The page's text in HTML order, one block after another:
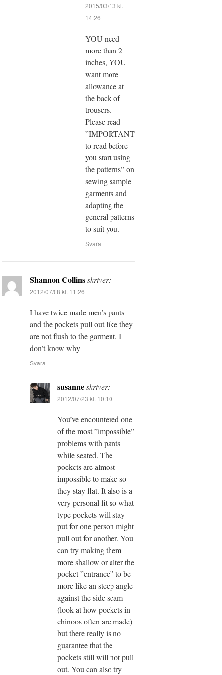
2015/03/13 kl.
14:26
YOU need
more than 2
inches, YOU
want more
allowance at
the back of
trousers.
Please read
”IMPORTANT
to read before
you start using
the patterns” on
sewing sample
garments and
adapting the
general patterns
to suit you.
Svara
Shannon Collins skriver:
2012/07/08 kl. 11:26
I have twice made men’s pants
and the pockets pull out like they
are not flush to the garment. I
don’t know why
Svara
susanne skriver:
2012/07/23 kl. 10:10
You’ve encountered one
of the most ”impossible”
problems with pants
while seated. The
pockets are almost
impossible to make so
they stay flat. It also is a
very personal fit so what
type pockets will stay
put for one person might
pull out for another. You
can try making them
more shallow or alter the
pocket ”entrance” to be
more like an steep angle
against the side seam
(look at how pockets in
chinoos often are made)
but there really is no
guarantee that the
pockets still will not pull
out. You can also try